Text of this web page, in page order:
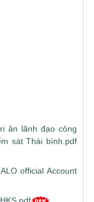
sát Thái bình.pdf